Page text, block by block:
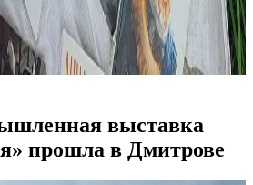
выставка
прошла в Дмитрове